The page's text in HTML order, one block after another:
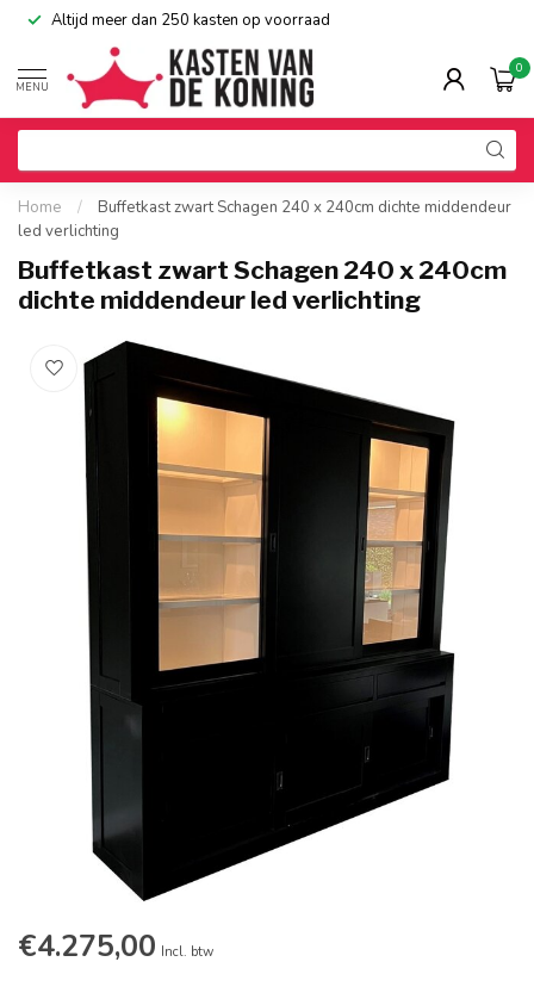
Altijd meer dan 250 kasten op voorraad
MENU
0
Home /
Buffetkast zwart Schagen 240 x 240cm dichte middendeur
led verlichting
Buffetkast zwart Schagen 240 x 240cm
dichte middendeur led verlichting
€4.275,00 Incl. btw